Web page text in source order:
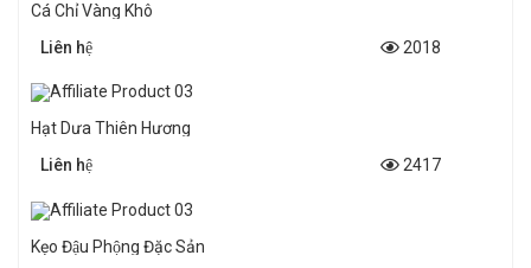
Cá Chỉ Vàng Khô
Liên hệ
2018
Hạt Dưa Thiên Hương
Liên hệ
2417
Kẹo Đậu Phộng Đặc Sản